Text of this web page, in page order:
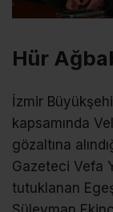
Hür
İzmir
kapsamında
gözaltına
Gazeteci Vefa
tutuklanan